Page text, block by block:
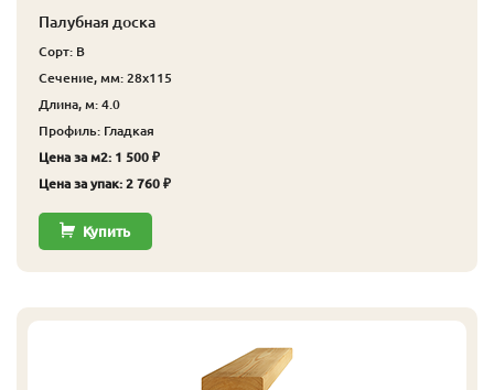
Палубная доска
Сорт: В
Сечение, мм: 28x115
Длина, м: 4.0
Профиль: Гладкая
Цена за м2: 1 500 ₽
Цена за упак: 2 760 ₽
Купить